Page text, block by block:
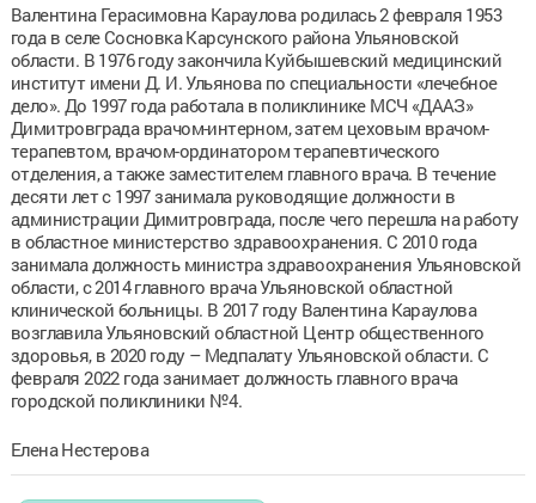
Валентина Герасимовна Караулова родилась 2 февраля 1953
года в селе Сосновка Карсунского района Ульяновской
области. В 1976 году закончила Куйбышевский медицинский
институт имени Д. И. Ульянова по специальности «лечебное
дело». До 1997 года работала в поликлинике МСЧ «ДААЗ»
Димитровграда врачом-интерном, затем цеховым врачом-
терапевтом, врачом-ординатором терапевтического
отделения, а также заместителем главного врача. В течение
десяти лет с 1997 занимала руководящие должности в
администрации Димитровграда, после чего перешла на работу
в областное министерство здравоохранения. С 2010 года
занимала должность министра здравоохранения Ульяновской
области, с 2014 главного врача Ульяновской областной
клинической больницы. В 2017 году Валентина Караулова
возглавила Ульяновский областной Центр общественного
здоровья, в 2020 году – Медпалату Ульяновской области. С
февраля 2022 года занимает должность главного врача
городской поликлиники №4.
Елена Нестерова